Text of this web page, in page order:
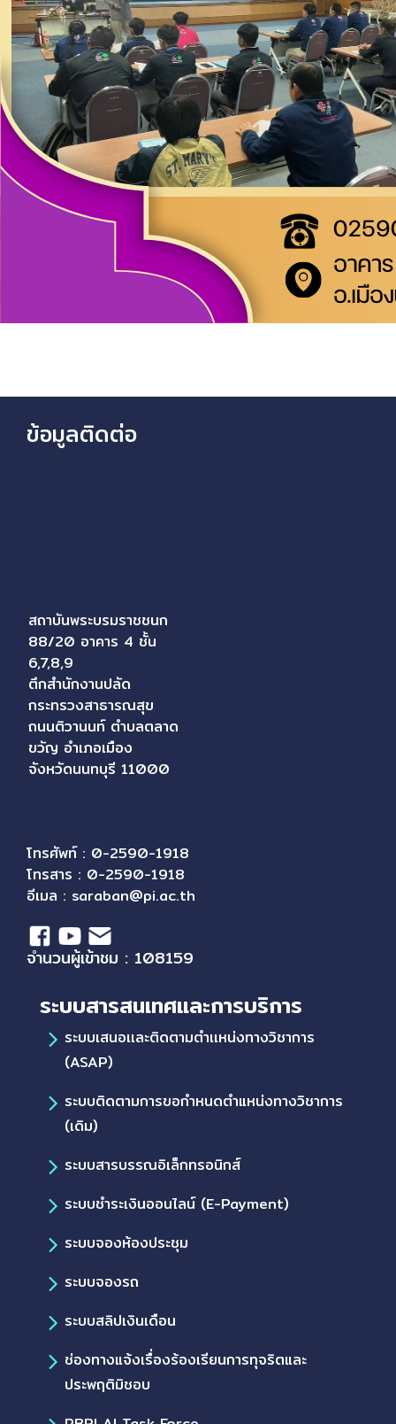
ข้อมูลติดต่อ
สถาบันพระบรมราชชนก
88/20 อาคาร 4 ชั้น
6,7,8,9
ตึกสำนักงานปลัด
กระทรวงสาธารณสุข
ถนนติวานนท์ ตำบลตลาด
ขวัญ อำเภอเมือง
จังหวัดนนทบุรี 11000
โทรศัพท์ : 0-2590-1918
โทรสาร : 0-2590-1918
อีเมล : saraban@pi.ac.th
จำนวนผู้เข้าชม : 108159
ระบบสารสนเทศและการบริการ
ระบบเสนอเเละติดตามตำเเหน่งทางวิชาการ
(ASAP)
ระบบติดตามการขอกำหนดตำแหน่งทางวิชาการ
(เดิม)
ระบบสารบรรณอิเล็กทรอนิกส์
ระบบชำระเงินออนไลน์ (E-Payment)
ระบบจองห้องประชุม
ระบบจองรถ
ระบบสลิปเงินเดือน
ช่องทางแจ้งเรื่องร้องเรียนการทุจริตและ
ประพฤติมิชอบ